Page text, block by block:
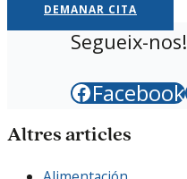
DEMANAR CITA
Segueix-nos!
Facebook
Altres articles